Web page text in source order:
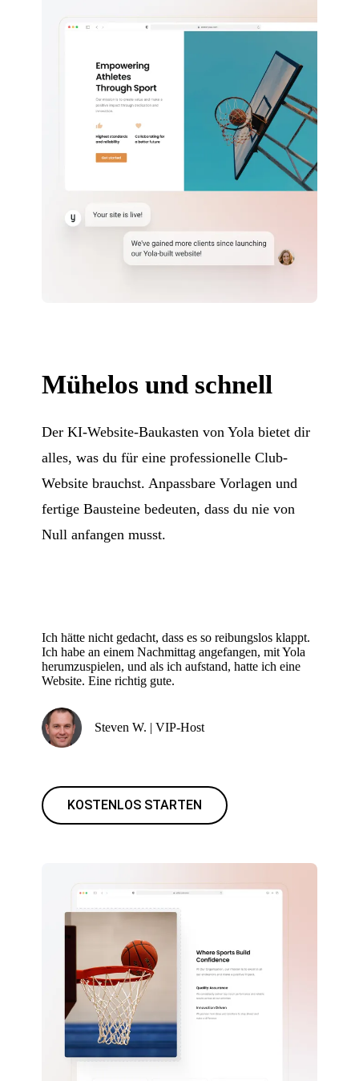
Mühelos und schnell
Der KI-Website-Baukasten von Yola bietet dir
alles, was du für eine professionelle Club-
Website brauchst. Anpassbare Vorlagen und
fertige Bausteine bedeuten, dass du nie von
Null anfangen musst.
Ich hätte nicht gedacht, dass es so reibungslos klappt.
Ich habe an einem Nachmittag angefangen, mit Yola
herumzuspielen, und als ich aufstand, hatte ich eine
Website. Eine richtig gute.
Steven W. | VIP-Host
KOSTENLOS STARTEN